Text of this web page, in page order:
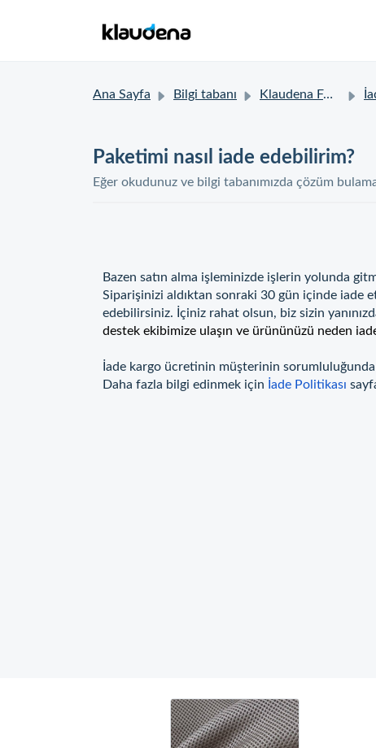
Ana Sayfa Bilgi tabanı Klaudena FAQ
Paketimi nasıl iade edebilirim?
Eğer okudunuz ve bilgi tabanımızda çözüm
Bazen satın alma işleminizde işlerin yolunda
Siparişinizi aldıktan sonraki 30 gün içinde iade
edebilirsiniz. İçiniz rahat olsun, biz sizin
destek ekibimize ulaşın ve ürününüzü neden
İade kargo ücretinin müşterinin sorumluluğunda
Daha fazla bilgi edinmek için İade Politikası